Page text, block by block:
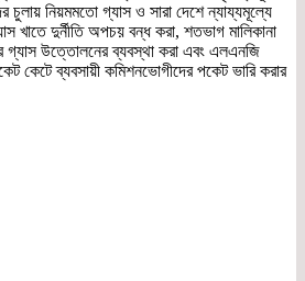
চুলায় নিয়মমতো গ্যাস ও সারা দেশে ন্যায্যমূল্যে
খাতে দুর্নীতি অপচয় বন্ধ করা, শতভাগ মালিকানা
গ্যাস উত্তোলনের ব্যবস্থা করা এবং এলএনজি
কেটে ব্যবসায়ী কমিশনভোগীদের পকেট ভারি করার